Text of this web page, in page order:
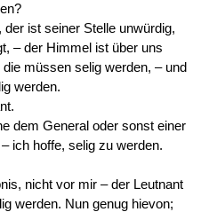
ist seiner Stelle unwürdig,
– der Himmel ist über uns
müssen selig werden, – und
werden.
dem General oder sonst einer
ich hoffe, selig zu werden.
nicht vor mir – der Leutnant
werden. Nun genug hievon;